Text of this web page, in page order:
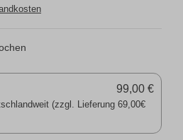
(zzgl. Lieferung 69,00€
99,00 €